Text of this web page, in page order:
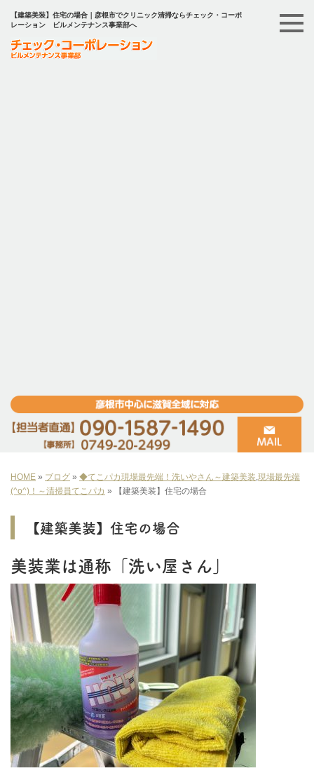
【建築美装】住宅の場合｜彦根市でクリニック清掃ならチェック・コーポ
レーション ビルメンテナンス事業部へ
HOME » ブログ » ◆てこパカ現場最先端！洗いやさん～建築美装,現場最先端
(^o^)！～清掃員てこパカ » 【建築美装】住宅の場合
【建築美装】住宅の場合
美装業は通称「洗い屋さん」